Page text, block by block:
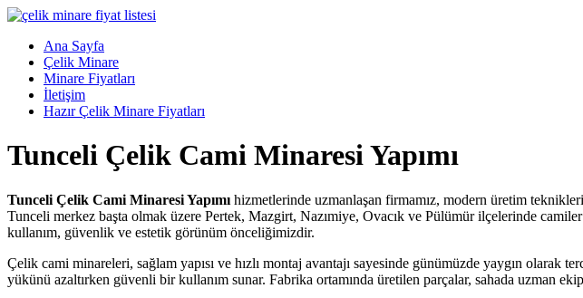
Skip
content
Çelik
Minare,
Çelik
Minare
Çelik
Minare
Çelik
Minare,
Çelik
Minare
Modelleri
Menü
Ana Sayfa
Çelik Minare
Minare Fiyatları
İletişim
Hazır Çelik Minare Fiyatları
Tunceli Çelik Cami Minaresi Yapımı
Tunceli Çelik Cami Minaresi Yapımı hizmetlerinde uzmanlaşan firmamız, modern üretim
Tunceli merkez başta olmak üzere Pertek, Mazgirt, Nazımiye, Ovacık ve Pülümür ilçelerinde
kullanım, güvenlik ve estetik görünüm önceliğimizdir.
Çelik cami minareleri, sağlam yapısı ve hızlı montaj avantajı sayesinde günümüzde yaygın olarak
yükünü azaltırken güvenli bir kullanım sunar. Fabrika ortamında üretilen parçalar, sahada uzman